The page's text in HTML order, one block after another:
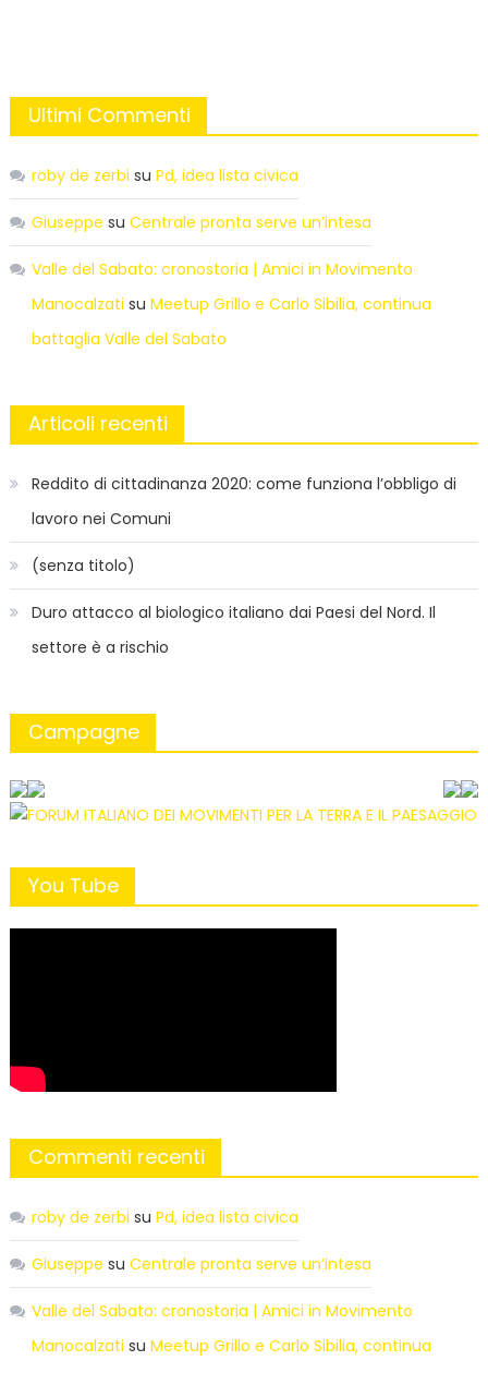
Ultimi Commenti
roby de zerbi su Pd, idea lista civica
Giuseppe su Centrale pronta serve un’intesa
Valle del Sabato: cronostoria | Amici in Movimento
Manocalzati su Meetup Grillo e Carlo Sibilia, continua
battaglia Valle del Sabato
Articoli recenti
Reddito di cittadinanza 2020: come funziona l’obbligo di
lavoro nei Comuni
(senza titolo)
Duro attacco al biologico italiano dai Paesi del Nord. Il
settore è a rischio
Campagne
You Tube
Commenti recenti
roby de zerbi su Pd, idea lista civica
Giuseppe su Centrale pronta serve un’intesa
Valle del Sabato: cronostoria | Amici in Movimento
Manocalzati su Meetup Grillo e Carlo Sibilia, continua